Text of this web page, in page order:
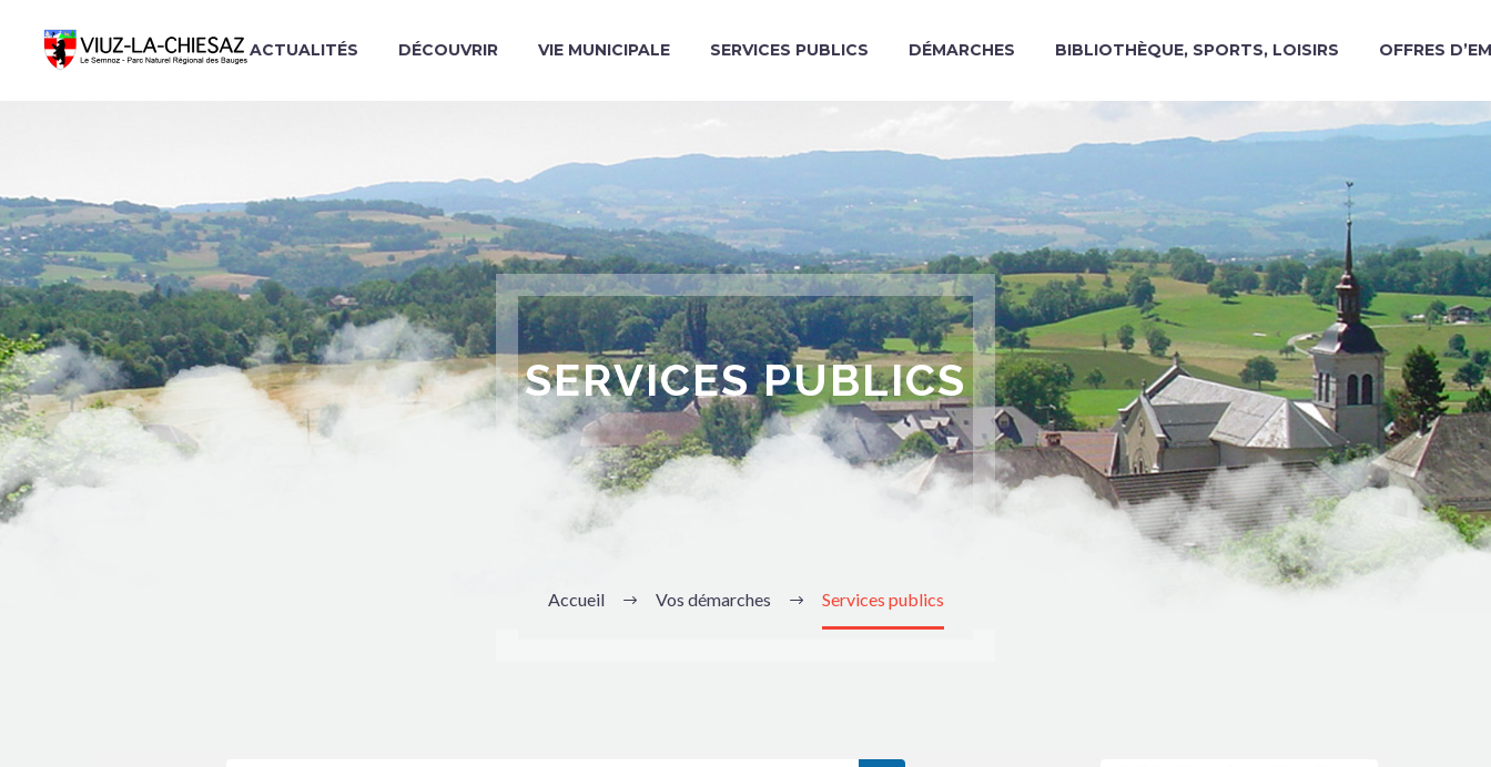
ACTUALITÉS DÉCOUVRIR VIE MUNICIPALE SERVICES PUBLICS DÉMARCHES BIBLIOTHÈQUE, SPORTS, LOISIRS OFFRES
SERVICES PUBLICS
Accueil Vos démarches Services publics